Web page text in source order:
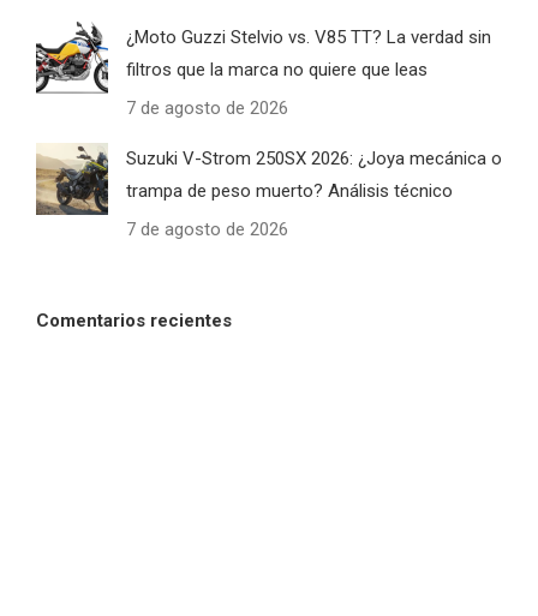
¿Moto Guzzi Stelvio vs. V85 TT? La verdad sin
filtros que la marca no quiere que leas
7 de agosto de 2026
Suzuki V-Strom 250SX 2026: ¿Joya mecánica o
trampa de peso muerto? Análisis técnico
7 de agosto de 2026
Comentarios recientes